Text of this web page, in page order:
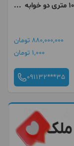
رهن کامل واحد ۱۰۵ متری دو خوابه
880,000,000 تومان
1,000 تومان
091132***35